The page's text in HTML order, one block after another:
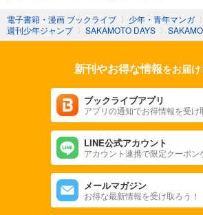
電子書籍・漫画 ブックライブ 〉 少年・青年マンガ 〉
週刊少年ジャンプ 〉 SAKAMOTO DAYS 〉
新刊やお得な情報をお届け
ブックライブアプリ
アプリの通知でお得情報を受け
LINE公式アカウント
アカウント連携で限定クーポン
メールマガジン
お得な最新情報を受け取ろう！